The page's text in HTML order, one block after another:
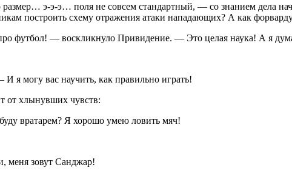
э-э-э… поля не совсем стандартный, — со знанием дела
построить схему отражения атаки нападающих? А как
— воскликнуло Привидение. — Это целая наука! А я
вас научить, как правильно играть!
хлынувших чувств:
вратарем? Я хорошо умею ловить мяч!
зовут Санджар!